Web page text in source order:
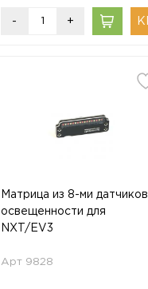
- +
Матрица из 8-ми датчиков
освещенности для
NXT/EV3
Арт 9828